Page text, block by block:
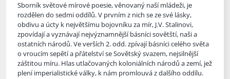
Sborník světové mírové poesie, věnovaný naší mládeži, je
rozdělen do sedmi oddílů. V prvním z nich se ze své lásky,
obdivu a úcty k největšímu bojovníku za mír, J.V. Stalinovi,
zpovídají a vyznávají nejvýznamnější básníci sovětští, naši a
ostatních národů. Ve verších 2. odd. zpívají básníci celého světa
o vroucím sepětí a přátelství se Sovětský svazem, nejsilnější
záštitou míru. Hlas utlačovaných koloniálních národů a zemí, jež
plení imperialistické války, k nám promlouvá z dalšího oddílu.